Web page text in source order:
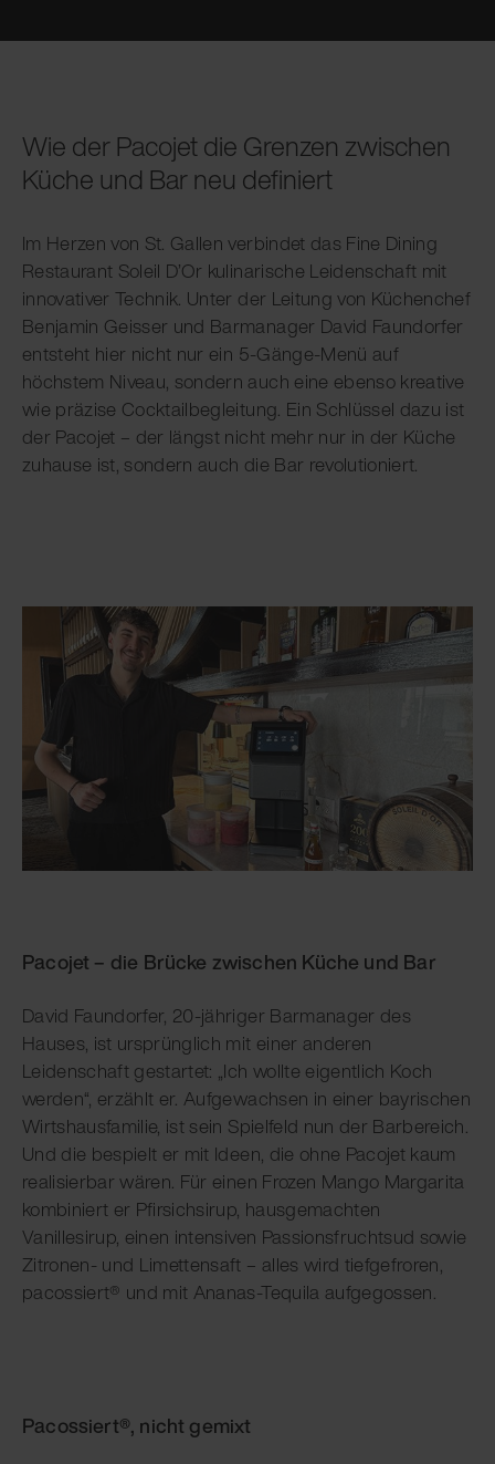
Wie der Pacojet die Grenzen zwischen
Küche und Bar neu definiert
Im Herzen von St. Gallen verbindet das Fine Dining
Restaurant Soleil D’Or kulinarische Leidenschaft mit
innovativer Technik. Unter der Leitung von Küchenchef
Benjamin Geisser und Barmanager David Faundorfer
entsteht hier nicht nur ein 5-Gänge-Menü auf
höchstem Niveau, sondern auch eine ebenso kreative
wie präzise Cocktailbegleitung. Ein Schlüssel dazu ist
der Pacojet – der längst nicht mehr nur in der Küche
zuhause ist, sondern auch die Bar revolutioniert.
Pacojet – die Brücke zwischen Küche und Bar
David Faundorfer, 20-jähriger Barmanager des
Hauses, ist ursprünglich mit einer anderen
Leidenschaft gestartet: „Ich wollte eigentlich Koch
werden“, erzählt er. Aufgewachsen in einer bayrischen
Wirtshausfamilie, ist sein Spielfeld nun der Barbereich.
Und die bespielt er mit Ideen, die ohne Pacojet kaum
realisierbar wären. Für einen Frozen Mango Margarita
kombiniert er Pfirsichsirup, hausgemachten
Vanillesirup, einen intensiven Passionsfruchtsud sowie
Zitronen- und Limettensaft – alles wird tiefgefroren,
pacossiert® und mit Ananas-Tequila aufgegossen.
Pacossiert®, nicht gemixt